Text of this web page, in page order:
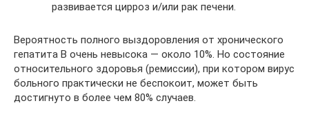
развивается цирроз и/или рак печени.
Вероятность полного выздоровления от хронического
гепатита B очень невысока — около 10%. Но состояние
относительного здоровья (ремиссии), при котором вирус
больного практически не беспокоит, может быть
достигнуто в более чем 80% случаев.